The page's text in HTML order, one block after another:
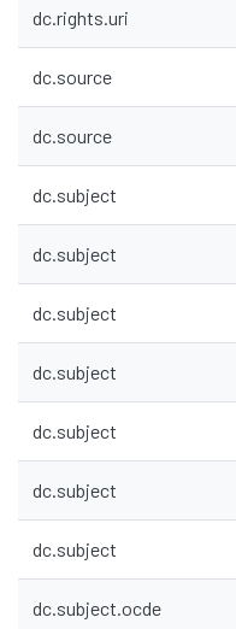
dc.rights.uri
dc.source
dc.source
dc.subject
dc.subject
dc.subject
dc.subject
dc.subject
dc.subject
dc.subject
dc.subject.ocde